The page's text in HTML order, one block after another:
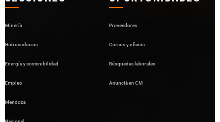
Minería
Hidrocarburos
Energía y sostenibilidad
Empleo
Mendoza
Proveedores
Cursos y oficios
Búsquedas laborales
Anunciá en CM